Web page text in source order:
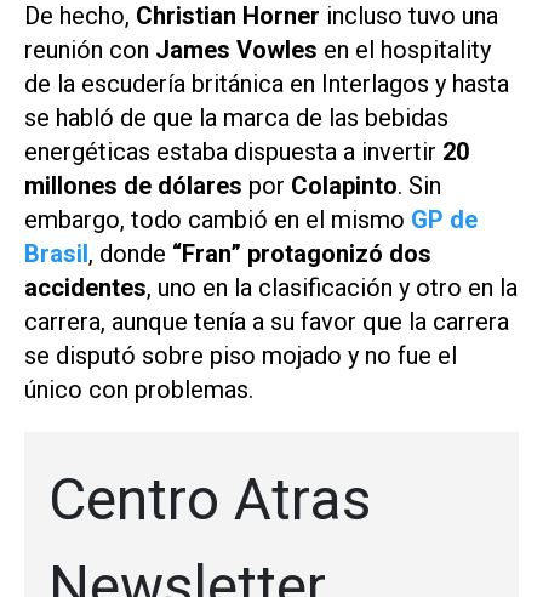
De hecho, Christian Horner incluso tuvo una
reunión con James Vowles en el hospitality
de la escudería británica en Interlagos y hasta
se habló de que la marca de las bebidas
energéticas estaba dispuesta a invertir 20
millones de dólares por Colapinto. Sin
embargo, todo cambió en el mismo GP de
Brasil, donde “Fran” protagonizó dos
accidentes, uno en la clasificación y otro en la
carrera, aunque tenía a su favor que la carrera
se disputó sobre piso mojado y no fue el
único con problemas.